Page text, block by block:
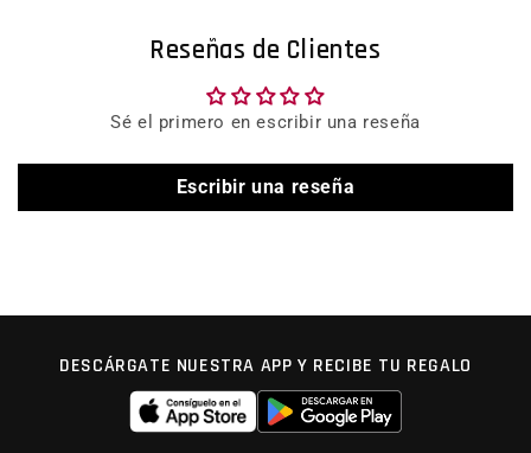
Reseñas de Clientes
Sé el primero en escribir una reseña
Escribir una reseña
DESCÁRGATE NUESTRA APP Y RECIBE TU REGALO